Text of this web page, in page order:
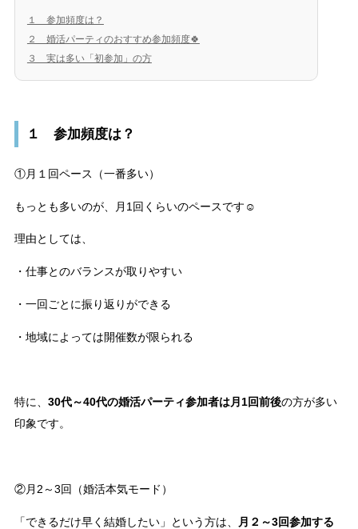
１ 参加頻度は？
２ 婚活パーティのおすすめ参加頻度🍀
３ 実は多い「初参加」の方
１ 参加頻度は？
①月１回ペース（一番多い）
もっとも多いのが、月1回くらいのペースです☺
理由としては、
・仕事とのバランスが取りやすい
・一回ごとに振り返りができる
・地域によっては開催数が限られる
特に、 30代～40代の婚活パーティ参加者は月1回前後の方が多い
印象です。
②月2～3回（婚活本気モード）
「できるだけ早く結婚したい」という方は、
月２～3回参加する